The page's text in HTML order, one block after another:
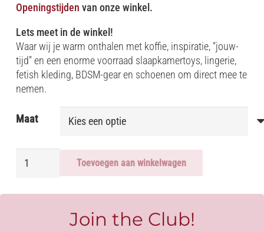
Openingstijden van onze winkel.
Lets meet in de winkel!
Waar wij je warm onthalen met koffie, inspiratie, “jouw-
tijd” en een enorme voorraad slaapkamertoys, lingerie,
fetish kleding, BDSM-gear en schoenen om direct mee te
nemen.
Maat
VEST
EMBOSSED
Toevoegen aan winkelwagen
Join the Club!